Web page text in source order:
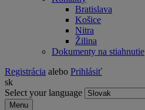
Bratislava
Košice
Nitra
Žilina
Dokumenty na stiahnutie
Registrácia alebo Prihlásiť
sk
Select your language
Menu